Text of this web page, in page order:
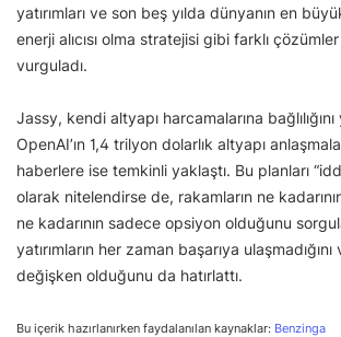
yatırımları ve son beş yılda dünyanın en
enerji alıcısı olma stratejisi gibi farklı
vurguladı.
Jassy, kendi altyapı harcamalarına
OpenAI’ın 1,4 trilyon dolarlık altyapı
haberlere ise temkinli yaklaştı. Bu planları
olarak nitelendirse de, rakamların ne
ne kadarının sadece opsiyon olduğunu
yatırımların her zaman başarıya ulaşmadığını
değişken olduğunu da hatırlattı.
Bu içerik hazırlanırken faydalanılan kaynaklar: Benzinga